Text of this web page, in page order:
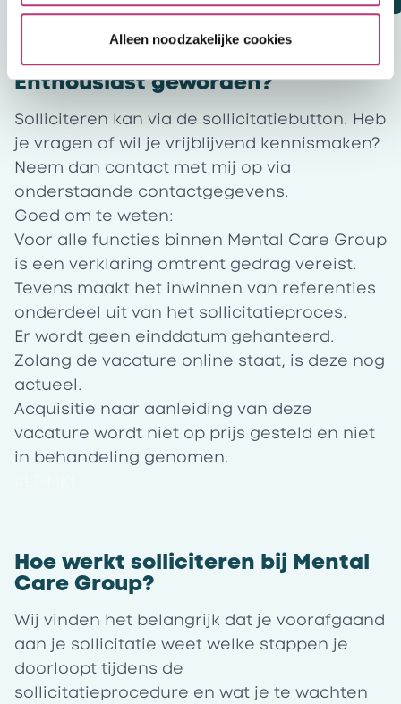
Alleen noodzakelijke cookies
Enthousiast geworden?
Solliciteren kan via de sollicitatiebutton. Heb
je vragen of wil je vrijblijvend kennismaken?
Neem dan contact met mij op via
onderstaande contactgegevens.
Goed om te weten:
Voor alle functies binnen Mental Care Group
is een verklaring omtrent gedrag vereist.
Tevens maakt het inwinnen van referenties
onderdeel uit van het sollicitatieproces.
Er wordt geen einddatum gehanteerd.
Zolang de vacature online staat, is deze nog
actueel.
Acquisitie naar aanleiding van deze
vacature wordt niet op prijs gesteld en niet
in behandeling genomen.
Hoe werkt solliciteren bij Mental
Care Group?
Wij vinden het belangrijk dat je voorafgaand
aan je sollicitatie weet welke stappen je
doorloopt tijdens de
sollicitatieprocedure en wat je te wachten